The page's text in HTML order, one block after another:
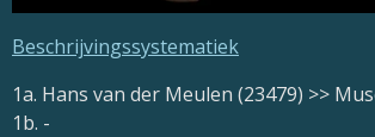
Beschrijvingssystematiek
1a. Hans van der Meulen (23479) >>
1b. -